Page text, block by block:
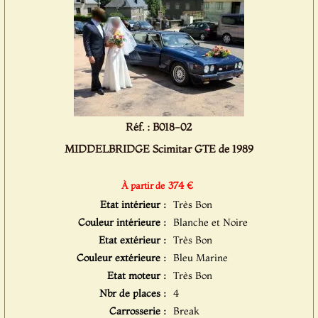
Réf. : B018-02
MIDDELBRIDGE Scimitar GTE de 1989
À partir de 374 €
Etat intérieur : Très Bon
Couleur intérieure : Blanche et Noire
Etat extérieur : Très Bon
Couleur extérieure : Bleu Marine
Etat moteur : Très Bon
Nbr de places : 4
Carrosserie : Break